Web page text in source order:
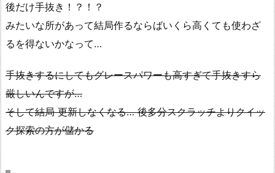
後だけ手抜き！？！？
みたいな所があって結局作るならばいくら高くても使わざ
るを得ないかなって…
手抜きするにしてもグレースパワーも高すぎて手抜きすら
厳しいんですが…
そして結局 更新しなくなる… 後多分スクラッチよりクイッ
ク探索の方が儲かる